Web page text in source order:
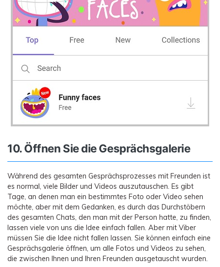
10. Öffnen Sie die Gesprächsgalerie
Während des gesamten Gesprächsprozesses mit Freunden ist
es normal, viele Bilder und Videos auszutauschen. Es gibt
Tage, an denen man ein bestimmtes Foto oder Video sehen
möchte, aber mit dem Gedanken, es durch das Durchstöbern
des gesamten Chats, den man mit der Person hatte, zu finden,
lassen viele von uns die Idee einfach fallen. Aber mit Viber
müssen Sie die Idee nicht fallen lassen. Sie können einfach eine
Gesprächsgalerie öffnen, um alle Fotos und Videos zu sehen,
die zwischen Ihnen und Ihren Freunden ausgetauscht wurden.